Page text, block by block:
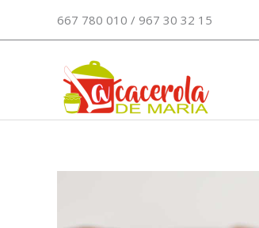
667 780 010 / 967 30 32 15